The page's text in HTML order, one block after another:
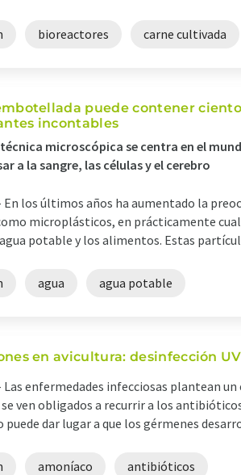
bioreactores carne cultivada
puede contener
incontables
microscópica se centra en el
a la sangre, las células y el cerebro
En los últimos años ha aumentado la
microplásticos, en prácticamente
potable y los alimentos. Estas
agua agua potable
en avicultura: desinfección
Las enfermedades infecciosas plantean
ven obligados a recurrir a los
puede dar lugar a que los gérmenes
amoníaco antibióticos